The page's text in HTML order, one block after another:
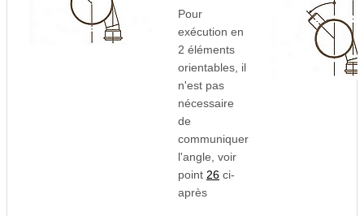
Pour
exécution en
2 éléments
orientables, il
n'est pas
nécessaire
de
communiquer
l'angle, voir
point 26 ci-
après